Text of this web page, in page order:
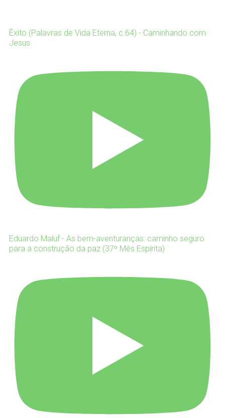
Êxito (Palavras de Vida Eterna, c.64) - Caminhando com
Jesus
Eduardo Maluf - As bem-aventuranças: caminho seguro
para a construção da paz (37º Mês Espírita)